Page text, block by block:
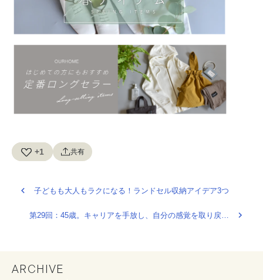
+1 共有
子どもも大人もラクになる！ランドセル収納アイデア3つ
第29回：45歳。キャリアを手放し、自分の感覚を取り戻す選択。
ARCHIVE